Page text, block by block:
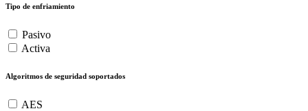
Tipo de enfriamiento
Pasivo
Activa
Algoritmos de seguridad soportados
AES